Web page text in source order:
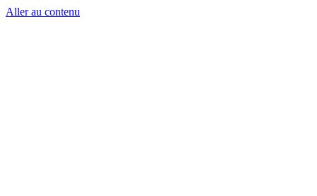
Aller au contenu